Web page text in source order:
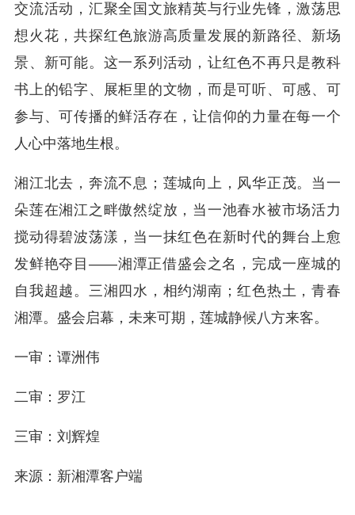
交流活动，汇聚全国文旅精英与行业先锋，激荡思
想火花，共探红色旅游高质量发展的新路径、新场
景、新可能。这一系列活动，让红色不再只是教科
书上的铅字、展柜里的文物，而是可听、可感、可
参与、可传播的鲜活存在，让信仰的力量在每一个
人心中落地生根。
湘江北去，奔流不息；莲城向上，风华正茂。当一
朵莲在湘江之畔傲然绽放，当一池春水被市场活力
搅动得碧波荡漾，当一抹红色在新时代的舞台上愈
发鲜艳夺目——湘潭正借盛会之名，完成一座城的
自我超越。三湘四水，相约湖南；红色热土，青春
湘潭。盛会启幕，未来可期，莲城静候八方来客。
一审：谭洲伟
二审：罗江
三审：刘辉煌
来源：新湘潭客户端